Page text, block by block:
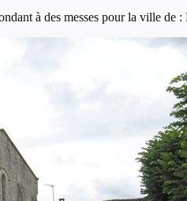
à des messes pour la ville de